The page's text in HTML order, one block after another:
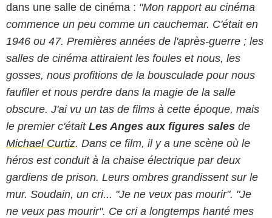
dans une salle de cinéma : "Mon rapport au cinéma
commence un peu comme un cauchemar. C'était en
1946 ou 47. Premières années de l'après-guerre ; les
salles de cinéma attiraient les foules et nous, les
gosses, nous profitions de la bousculade pour nous
faufiler et nous perdre dans la magie de la salle
obscure. J'ai vu un tas de films à cette époque, mais
le premier c'était Les Anges aux figures sales de
Michael Curtiz. Dans ce film, il y a une scène où le
héros est conduit à la chaise électrique par deux
gardiens de prison. Leurs ombres grandissent sur le
mur. Soudain, un cri... "Je ne veux pas mourir". "Je
ne veux pas mourir". Ce cri a longtemps hanté mes